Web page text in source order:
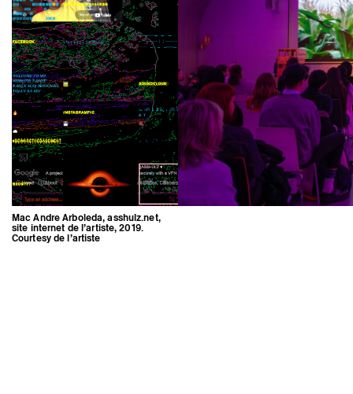
Mac Andre Arboleda, asshulz.net,
site internet de l’artiste, 2019.
Courtesy de l’artiste